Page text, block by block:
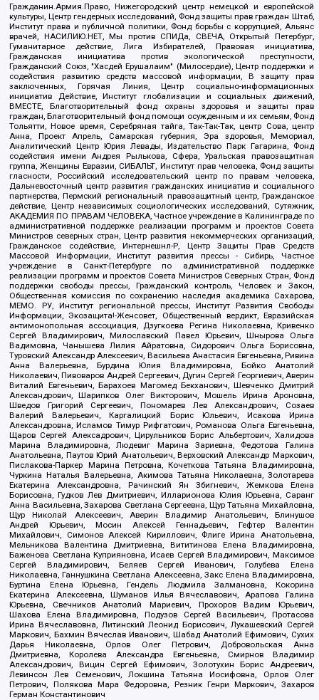
Гражданин.Армия.Право, Нижегородский центр немецкой и европейской
культуры, Центр гендерных исследований, Фонд защиты прав граждан Штаб,
Институт права и публичной политики, Фонд борьбы с коррупцией, Альянс
врачей, НАСИЛИЮ.НЕТ, Мы против СПИДа, СВЕЧА, Открытый Петербург,
Гуманитарное действие, Лига Избирателей, Правовая инициатива,
Гражданская инициатива против экологической преступности,
Гражданский Союз, "Хасдей Ерушалаим" (Милосердие), Центр поддержки и
содействия развитию средств массовой информации, В защиту прав
заключенных, Горячая Линия, Центр социально-информационных
инициатив Действие, Институт глобализации и социальных движений,
ВМЕСТЕ, Благотворительный фонд охраны здоровья и защиты прав
граждан, Благотворительный фонд помощи осужденным и их семьям, Фонд
Тольятти, Новое время, Серебряная тайга, Так-Так-Так, центр Сова, центр
Анна, Проект Апрель, Самарская губерния, Эра здоровья, Мемориал,
Аналитический Центр Юрия Левады, Издательство Парк Гагарина, Фонд
содействия имени Андрея Рылькова, Сфера, Уральская правозащитная
группа, Женщины Евразии, СИБАЛЬТ, Институт прав человека, Фонд защиты
гласности, Российский исследовательский центр по правам человека,
Дальневосточный центр развития гражданских инициатив и социального
партнерства, Пермский региональный правозащитный центр, Гражданское
действие, Центр независимых социологических исследований, Сутяжник,
АКАДЕМИЯ ПО ПРАВАМ ЧЕЛОВЕКА, Частное учреждение в Калининграде по
административной поддержке реализации программ и проектов Совета
Министров северных стран, Центр развития некоммерческих организаций,
Гражданское содействие, Интернешнл-Р, Центр Защиты Прав Средств
Массовой Информации, Институт развития прессы - Сибирь, Частное
учреждение в Санкт-Петербурге по административной поддержке
реализации программ и проектов Совета Министров Северных Стран, Фонд
поддержки свободы прессы, Гражданский контроль, Человек и Закон,
Общественная комиссия по сохранению наследия академика Сахарова,
МЕМО. РУ, Институт региональной прессы, Институт Развития Свободы
Информации, Экозащита!-Женсовет, Общественный вердикт, Евразийская
антимонопольная ассоциация, Дзугкоева Регина Николаевна, Кривенко
Сергей Владимирович, Милославский Павел Юрьевич, Шнырова Ольга
Вадимовна, Чанышева Лилия Айратовна, Сидорович Ольга Борисовна,
Туровский Александр Алексеевич, Васильева Анастасия Евгеньевна, Ривина
Анна Валерьевна, Бурдина Юлия Владимировна, Бойко Анатолий
Николаевич, Пивоваров Андрей Сергеевич, Дугин Сергей Георгиевич, Аверин
Виталий Евгеньевич, Барахоев Магомед Бекханович, Шевченко Дмитрий
Александрович, Шарипков Олег Викторович, Мошель Ирина Ароновна,
Шведов Григорий Сергеевич, Пономарев Лев Александрович, Созаев
Валерий Валерьевич, Каргалицкий Борис Юльевич, Исакова Ирина
Александровна, Исламов Тимур Рифгатович, Романова Ольга Евгеньевна,
Щаров Сергей Алексадрович, Цирульников Борис Альбертович, Халидова
Марина Владимировна, Людевиг Марина Зариевна, Федотова Галина
Анатольевна, Паутов Юрий Анатольевич, Верховский Александр Маркович,
Пислакова-Паркер Марина Петровна, Кочеткова Татьяна Владимировна,
Чуркина Наталья Валерьевна, Акимова Татьяна Николаевна, Золотарева
Екатерина Александровна, Рачинский Ян Збигневич, Жемкова Елена
Борисовна, Гудков Лев Дмитриевич, Илларионова Юлия Юрьевна, Саранг
Анна Васильевна, Захарова Светлана Сергеевна, Щур Татьяна Михайловна,
Щур Николай Алексеевич, Аверин Владимир Анатольевич, Блинушов
Андрей Юрьевич, Мосин Алексей Геннадьевич, Гефтер Валентин
Михайлович, Симонов Алексей Кириллович, Флиге Ирина Анатольевна,
Мельникова Валентина Дмитриевна, Вититинова Елена Владимировна,
Баженова Светлана Куприяновна, Исаев Сергей Владимирович, Максимов
Сергей Владимирович, Беляев Сергей Иванович, Голубева Елена
Николаевна, Ганнушкина Светлана Алексеевна, Закс Елена Владимировна,
Буртина Елена Юрьевна, Гендель Людмила Залмановна, Кокорина
Екатерина Алексеевна, Шуманов Илья Вячеславович, Арапова Галина
Юрьевна, Свечников Анатолий Мариевич, Прохоров Вадим Юрьевич,
Шахова Елена Владимировна, Подузов Сергей Васильевич, Протасова
Ирина Вячеславовна, Литинский Леонид Борисович, Лукашевский Сергей
Маркович, Бахмин Вячеслав Иванович, Шабад Анатолий Ефимович, Сухих
Дарья Николаевна, Орлов Олег Петрович, Добровольская Анна
Дмитриевна, Королева Александра Евгеньевна, Смирнов Владимир
Александрович, Вицин Сергей Ефимович, Золотухин Борис Андреевич,
Левинсон Лев Семенович, Локшина Татьяна Иосифовна, Орлов Олег
Петрович, Полякова Мара Федоровна, Резник Генри Маркович, Захаров
Герман Константинович